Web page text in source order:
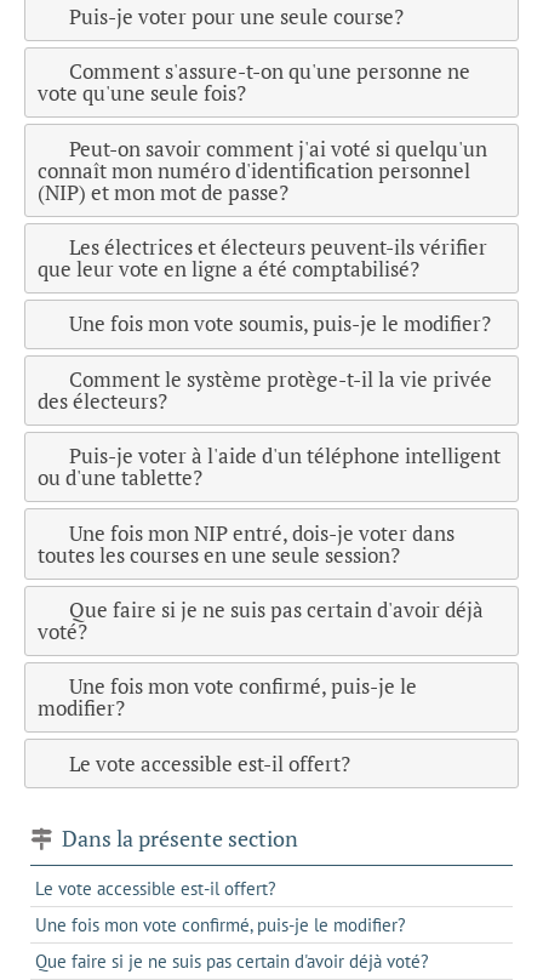
Puis-je voter pour une seule course?
Comment s'assure-t-on qu'une personne ne
vote qu'une seule fois?
Peut-on savoir comment j'ai voté si quelqu'un
connaît mon numéro d'identification personnel
(NIP) et mon mot de passe?
Les électrices et électeurs peuvent-ils vérifier
que leur vote en ligne a été comptabilisé?
Une fois mon vote soumis, puis-je le modifier?
Comment le système protège-t-il la vie privée
des électeurs?
Puis-je voter à l'aide d'un téléphone intelligent
ou d'une tablette?
Une fois mon NIP entré, dois-je voter dans
toutes les courses en une seule session?
Que faire si je ne suis pas certain d'avoir déjà
voté?
Une fois mon vote confirmé, puis-je le
modifier?
Le vote accessible est-il offert?
Dans la présente section
Le vote accessible est-il offert?
Une fois mon vote confirmé, puis-je le modifier?
Que faire si je ne suis pas certain d'avoir déjà voté?